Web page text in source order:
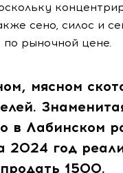
сено, силос и
по рыночной цене.
мясном
в Лабинском
2024 год
1500.